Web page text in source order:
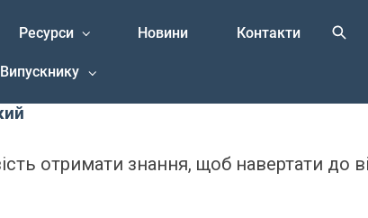
Ресурси Новини Контакти
Випускнику
отримати знання, щоб навертати до